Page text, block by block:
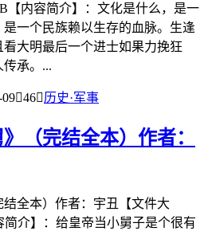
【内容简介】：文化是什么，是一
一个民族赖以生存的血脉。生逢
大明最后一个进士如果力挽狂
承。...
0946历史·军事
》（完结全本）作者：
结全本）作者：宇丑【文件大
简介】：给皇帝当小舅子是个很有